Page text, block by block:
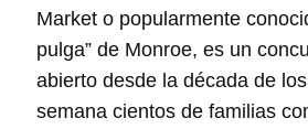
Market o popularmente
pulga” de Monroe, es un
abierto desde la década de
semana cientos de familias